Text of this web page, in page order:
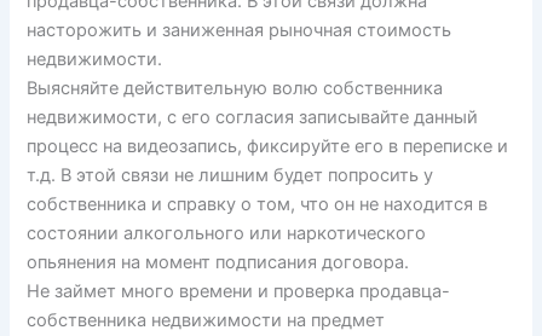
насторожить и заниженная рыночная стоимость
недвижимости.
Выясняйте действительную волю собственника
недвижимости, с его согласия записывайте данный
процесс на видеозапись, фиксируйте его в переписке и
т.д. В этой связи не лишним будет попросить у
собственника и справку о том, что он не находится в
состоянии алкогольного или наркотического
опьянения на момент подписания договора.
Не займет много времени и проверка продавца-
собственника недвижимости на предмет